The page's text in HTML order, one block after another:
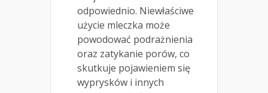
odpowiednio. Niewłaściwe
użycie mleczka może
powodować podrażnienia
oraz zatykanie porów, co
skutkuje pojawieniem się
wyprysków i innych